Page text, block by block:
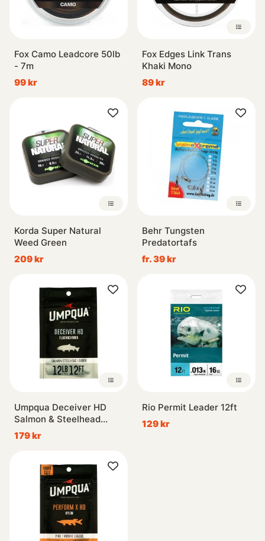
Fox Camo Leadcore 50lb
- 7m
99 kr
Fox Edges Link Trans
Khaki Mono
89 kr
Korda Super Natural
Weed Green
209 kr
Behr Tungsten
Predatortafs
fr. 39 kr
Umpqua Deceiver HD
Salmon & Steelhead
Fluorocarbon Leader 12ft
179 kr
Rio Permit Leader 12ft
129 kr